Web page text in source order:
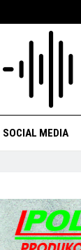
SOCIAL MEDIA